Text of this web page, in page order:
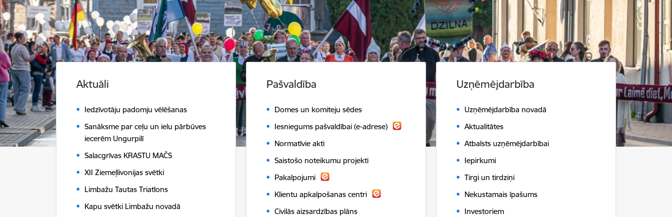
Aktuāli
Iedzīvotāju padomju vēlēšanas
Sanāksme par ceļu un ielu pārbūves
iecerēm Ungurpilī
Salacgrīvas KRASTU MAČS
XII Ziemeļlivonijas svētki
Limbažu Tautas Triatlons
Kapu svētki Limbažu novadā
Pašvaldība
Domes un komiteju sēdes
Iesniegums pašvaldībai (e-adrese)
Normatīvie akti
Saistošo noteikumu projekti
Pakalpojumi
Klientu apkalpošanas centri
Civilās aizsardzības plāns
Uzņēmējdarbība
Uzņēmējdarbība novadā
Aktualitātes
Atbalsts uzņēmējdarbībai
Iepirkumi
Tirgi un tirdziņi
Nekustamais īpašums
Investoriem